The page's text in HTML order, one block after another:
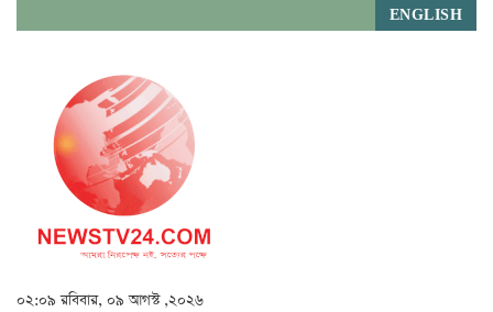
ENGLISH
০২:০৯ রবিবার, ০৯ আগস্ট ,২০২৬